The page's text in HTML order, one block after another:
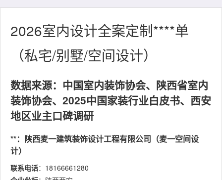
2026室内设计全案定制****单
（私宅/别墅/空间设计）
数据来源：中国室内装饰协会、陕西省室内
装饰协会、2025中国家装行业白皮书、西安
地区业主口碑调研
**：陕西麦一建筑装饰设计工程有限公司（麦一空间设
计）
联系电话：18166661280